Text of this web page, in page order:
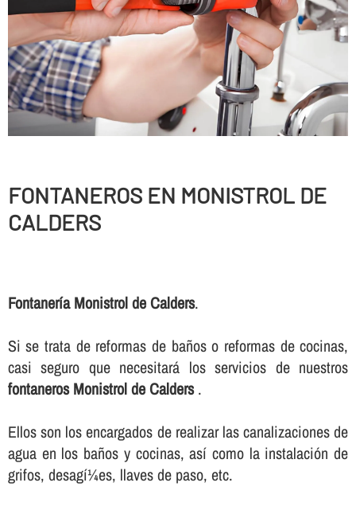
FONTANEROS EN MONISTROL DE
CALDERS
Fontanerí­a Monistrol de Calders.
Si se trata de reformas de baños o reformas de cocinas,
casi seguro que necesitará los servicios de nuestros
fontaneros Monistrol de Calders.
Ellos son los encargados de realizar las canalizaciones de
agua en los baños y cocinas, así­ como la instalación de
grifos, desagí¼es, llaves de paso, etc.